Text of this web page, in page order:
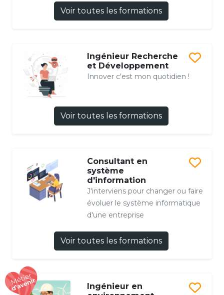
Voir toutes les formations
Ingénieur Recherche
et Développement
Innover c'est mon quotidien !
Voir toutes les formations
Consultant en
système
d'information
J'interviens pour changer ou faire
évoluer le système informatique
d'une entreprise
Voir toutes les formations
Ingénieur en